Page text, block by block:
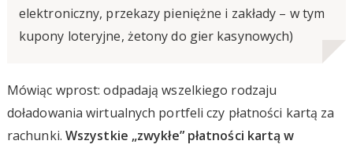
elektroniczny, przekazy pieniężne i zakłady – w tym
kupony loteryjne, żetony do gier kasynowych)
Mówiąc wprost: odpadają wszelkiego rodzaju
doładowania wirtualnych portfeli czy płatności kartą za
rachunki. Wszystkie „zwykłe” płatności kartą w